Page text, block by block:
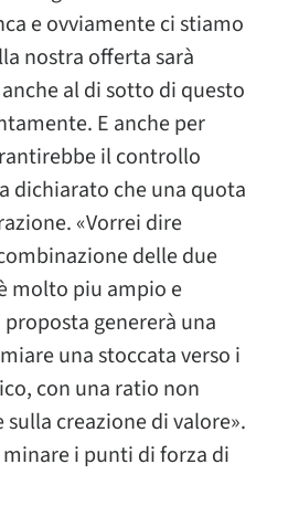
e ovviamente ci stiamo
nostra offerta sarà
al di sotto di questo
E anche per
il controllo
dichiarato che una quota
«Vorrei dire
delle due
molto piu ampio e
genererà una
una stoccata verso i
con una ratio non
creazione di valore».
i punti di forza di